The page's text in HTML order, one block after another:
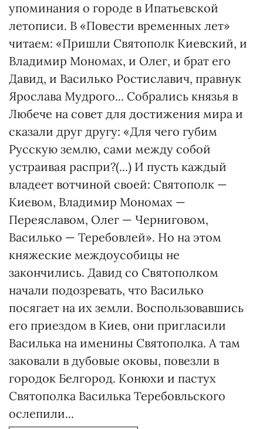
упоминания о городе в Ипатьевской
летописи. В «Повести временных лет»
читаем: «Пришли Святополк Киевский, и
Владимир Моно­мах, и Олег, и брат его
Давид, и Василько Ростиславич, правнук
Ярослава Мудрого... Собрались князья в
Любече на совет для достижения мира и
сказали друг другу: «Для чего губим
Русскую землю, сами между собой
устраивая распри?(...) И пусть каждый
владеет вотчиной своей: Святополк —
Киевом, Владимир Мономах —
Переяславом, Олег — Черниговом,
Василько — Теребовлей». Но на этом
княжеские междоусобицы не
закончились. Давид со Святополком
начали подозревать, что Василько
посягает на их земли. Воспользовавшись
его приездом в Киев, они пригласили
Василька на именины Святополка. А там
заковали в дубовые оковы, повезли в
городок Белгород. Конюхи и пастух
Святополка Василька Теребовльского
ослепили...